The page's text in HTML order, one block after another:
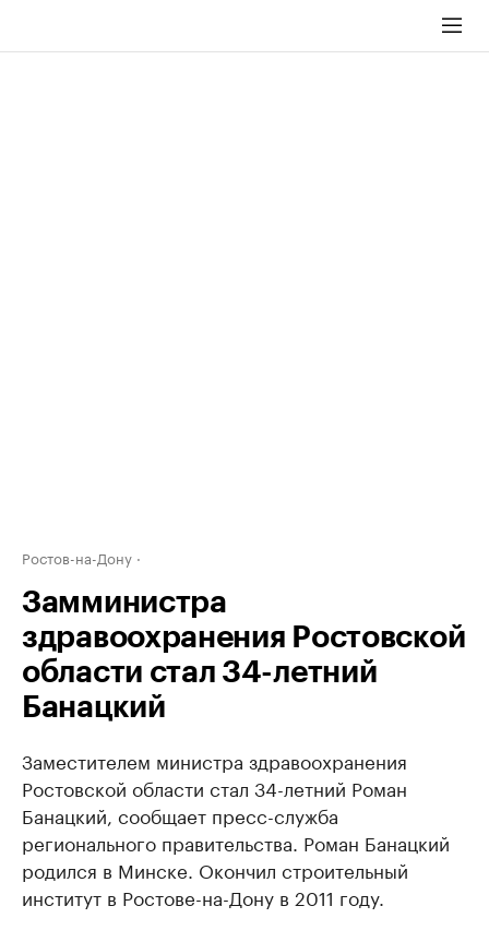
Ростов-на-Дону
Замминистра
здравоохранения Ростовской
области стал 34-летний
Банацкий
Заместителем министра здравоохранения
Ростовской области стал 34-летний Роман
Банацкий, сообщает пресс-служба
регионального правительства. Роман Банацкий
родился в Минске. Окончил строительный
институт в Ростове-на-Дону в 2011 году.